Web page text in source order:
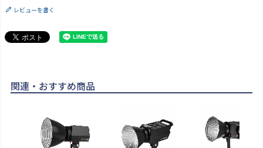
レビューを書く
関連・おすすめ商品